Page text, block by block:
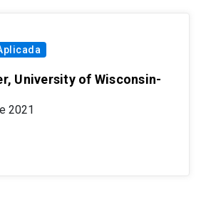
University of Wisconsin-
2021